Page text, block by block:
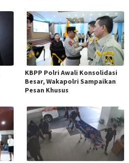
KBPP Polri Awali Konsolidasi
Besar, Wakapolri Sampaikan
Pesan Khusus